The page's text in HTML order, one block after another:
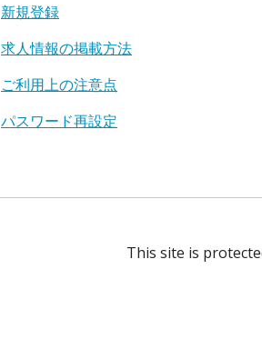
新規登録
求人情報の掲載方法
ご利用上の注意点
パスワード再設定
This site is